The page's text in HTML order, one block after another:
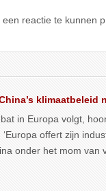
een reactie te kunnen
klimaatbeleid
in Europa volgt,
offert zijn
onder het mom van